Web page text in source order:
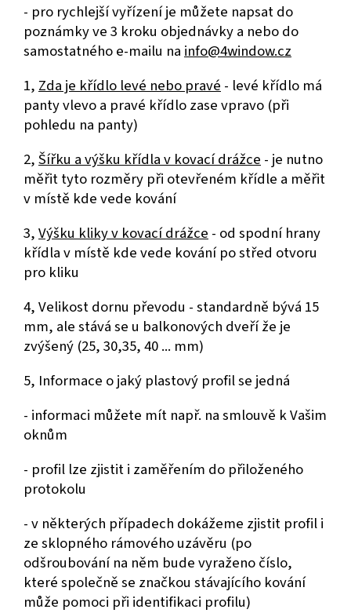
- pro rychlejší vyřízení je můžete napsat do
poznámky ve 3 kroku objednávky a nebo do
samostatného e-mailu na info@4window.cz
1, Zda je křídlo levé nebo pravé - levé křídlo má
panty vlevo a pravé křídlo zase vpravo (při
pohledu na panty)
2,Šířku a výšku křídla v kovací drážce - je nutno
měřit tyto rozměry při otevřeném křídle a měřit
v místě kde vede kování
3,Výšku kliky v kovací drážce - od spodní hrany
křídla v místě kde vede kování po střed otvoru
pro kliku
4, Velikost dornu převodu - standardně bývá 15
mm, ale stává se u balkonových dveří že je
zvýšený (25, 30,35, 40 ... mm)
5, Informace o jaký plastový profil se jedná
- informaci můžete mít např. na smlouvě k Vašim
oknům
- profil lze zjistit i zaměřením do přiloženého
protokolu
- v některých případech dokážeme zjistit profil i
ze sklopného rámového uzávěru (po
odšroubování na něm bude vyraženo číslo,
které společně se značkou stávajícího kování
může pomoci při identifikaci profilu)